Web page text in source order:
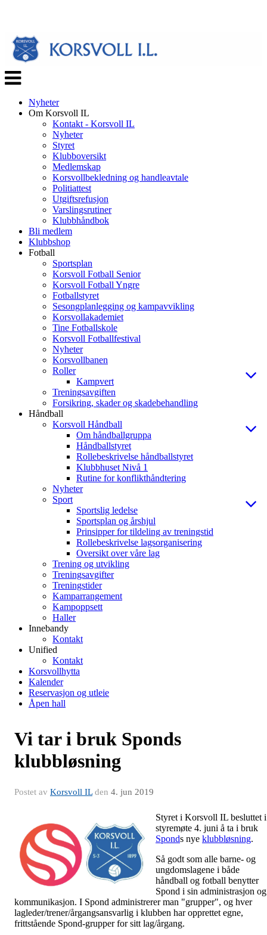
Veksle
navigasjon
Nyheter
Om Korsvoll IL
Kontakt - Korsvoll IL
Nyheter
Styret
Klubboversikt
Medlemskap
Korsvollbekledning og handleavtale
Politiattest
Utgiftsrefusjon
Varslingsrutiner
Klubbhåndbok
Bli medlem
Klubbshop
Fotball
Sportsplan
Korsvoll Fotball Senior
Korsvoll Fotball Yngre
Fotballstyret
Sesongplanlegging og kampavvikling
Korsvollakademiet
Tine Fotballskole
Korsvoll Fotballfestival
Nyheter
Korsvollbanen
Roller
Kampvert
Treningsavgiften
Forsikring, skader og skadebehandling
Håndball
Korsvoll Håndball
Om håndballgruppa
Håndballstyret
Rollebeskrivelse håndballstyret
Klubbhuset Nivå 1
Rutine for konflikthåndtering
Nyheter
Sport
Sportslig ledelse
Sportsplan og årshjul
Prinsipper for tildeling av treningstid
Rollebeskrivelse lagsorganisering
Oversikt over våre lag
Trening og utvikling
Treningsavgifter
Treningstider
Kamparrangement
Kampoppsett
Haller
Innebandy
Kontakt
Unified
Kontakt
Korsvollhytta
Kalender
Reservasjon og utleie
Åpen hall
Vi tar i bruk Sponds
klubbløsning
Postet av Korsvoll ILden 4. jun 2019
Styret i Korsvoll IL besluttet i
styremøte 4. juni å ta i bruk
Sponds nye klubbløsning.
Så godt som alle barne- og
ungdomslagene i både
håndball og fotball benytter
Spond i sin administrasjon og
kommunikasjon. I Spond administrerer man "grupper", og hver
lagleder/trener/årgangsansvarlig i klubben har opprettet egne,
frittstående Spond-grupper for sitt lag/årgang.